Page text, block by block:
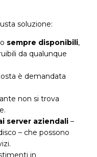
soluzione:
sempre disponibili,
da qualunque
è demandata
non si trova
server aziendali –
– che possono
in